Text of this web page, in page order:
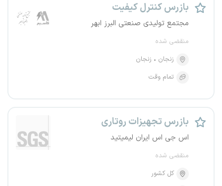
بازرس کنترل کیفیت
مجتمع تولیدی صنعتی البرز ابهر
منقضی شده
زنجان
زنجان
تمام وقت
بازرس تجهیزات روتاری
اس جی اس ایران لیمیتید
منقضی شده
کل کشور